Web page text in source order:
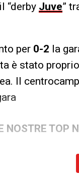
“derby Juve”
per 0-2 la
è stato
Il
NOSTRE TOP